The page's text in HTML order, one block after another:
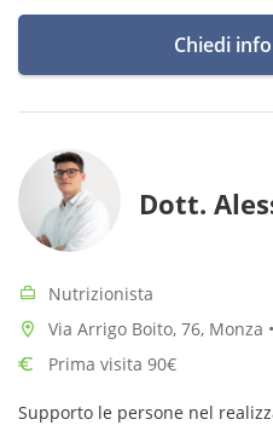
Chiedi
Dott.
Nutrizionista
Via Arrigo Boito, 76, Monza •
Prima visita 90€
Supporto le persone nel